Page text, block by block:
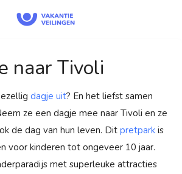
naar Tivoli
dagje uit? En het liefst samen
ze een dagje mee naar Tivoli en ze
de dag van hun leven. Dit pretpark is
voor kinderen tot ongeveer 10 jaar.
met superleuke attracties